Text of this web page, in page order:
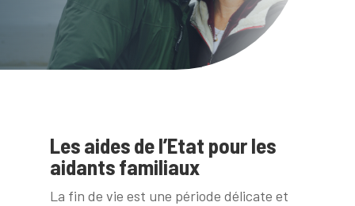
Les aides de l’Etat pour les
aidants familiaux
La fin de vie est une période délicate et